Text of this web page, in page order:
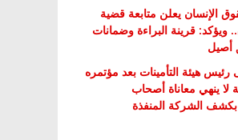
الإنسان يعلن متابعة قضية
ويؤكد: قرينة البراءة وضمانات
أصيل
هيئة التأمينات بعد مؤتمره
لا ينهي معاناة أصحاب
الشركة المنفذة